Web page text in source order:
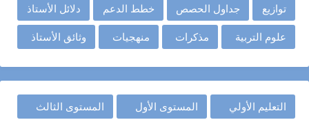
توازيع جداول الحصص خطط الدعم دلائل الأستاذ
علوم التربية مذكرات منهجيات وثائق الأستاذ
التعليم الأولي المستوى الأول المستوى الثالث